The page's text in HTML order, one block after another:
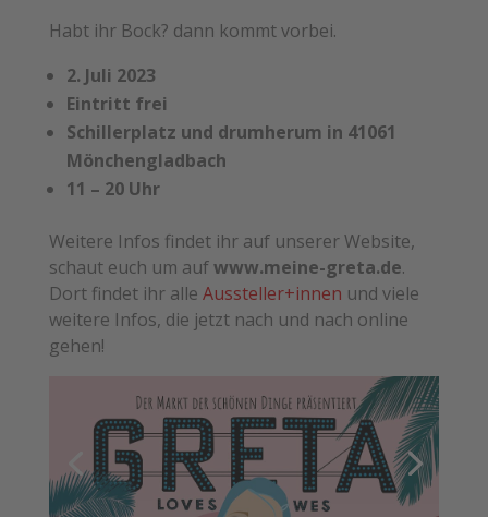
Habt ihr Bock? dann kommt vorbei.
2. Juli 2023
Eintritt frei
Schillerplatz und drumherum in 41061
Mönchengladbach
11 – 20 Uhr
Weitere Infos findet ihr auf unserer Website,
schaut euch um aufwww.meine-greta.de.
Dort findet ihr alle Aussteller+innen und viele
weitere Infos, die jetzt nach und nach online
gehen!